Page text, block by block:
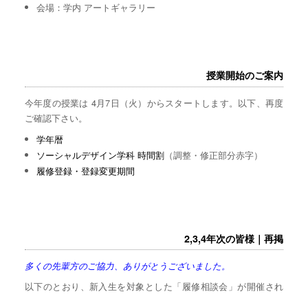
会場：学内 アートギャラリー
授業開始のご案内
今年度の授業は 4月7日（火）からスタートします。以下、再度
ご確認下さい。
学年暦
ソーシャルデザイン学科 時間割 （調整・修正部分赤字）
履修登録・登録変更期間
2,3,4年次の皆様｜再掲
多くの先輩方のご協力、ありがとうございました。
以下のとおり、新入生を対象とした「履修相談会」が開催され